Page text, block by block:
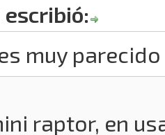
muy parecido
raptor, en